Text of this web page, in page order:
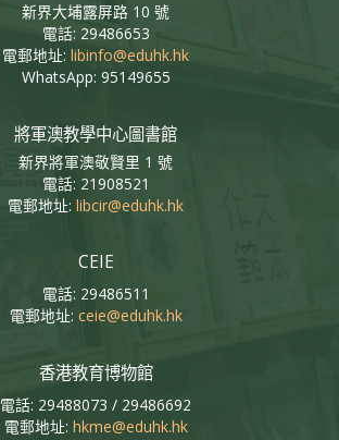
新界大埔露屏路 10 號
電話: 29486653
電郵地址: libinfo@eduhk.hk
WhatsApp: 95149655
將軍澳教學中心圖書館
新界將軍澳敬賢里 1 號
電話: 21908521
電郵地址: libcir@eduhk.hk
CEIE
電話: 29486511
電郵地址: ceie@eduhk.hk
香港教育博物館
電話: 29488073 / 29486692
電郵地址: hkme@eduhk.hk